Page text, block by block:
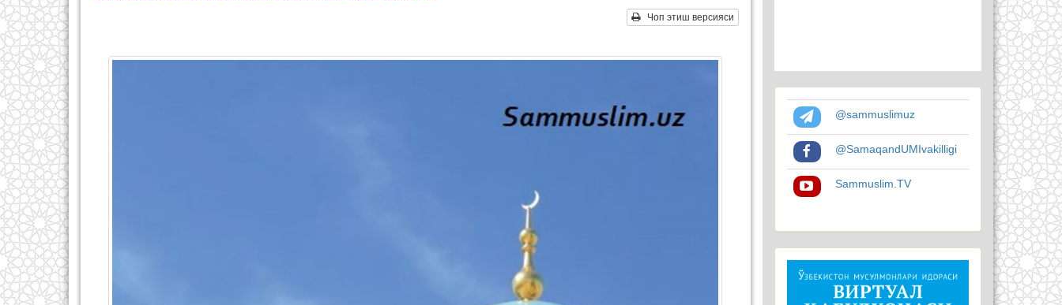
Чоп этиш версияси
@sammuslimuz
@SamaqandUMIvakilligi
Sammuslim.TV